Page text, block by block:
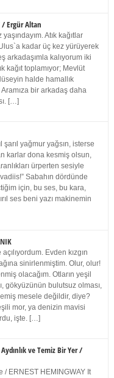
Ergür Altan
Atık kağıtlar
kadar üç kez yürüyerek
arkadaşımla kalıyorum iki
kağıt toplamıyor; Mevlüt
halde hamallık
bir arkadaş daha
[…]
şarıl yağmur yağsın, isterse
karlar dona kesmiş olsun,
ürperten sesiyle
Sabahın dördünde
için, bu ses, bu kara,
ses beni yazı makinemin
Evden kızgın
sinirlenmiştim. Olur, olur!
olacağım. Otların yeşil
gökyüzünün bulutsuz olması,
mesele değildir, diye?
mor, ya denizin mavisi
işte. […]
ve Temiz Bir Yer /
ERNEST HEMINGWAY It